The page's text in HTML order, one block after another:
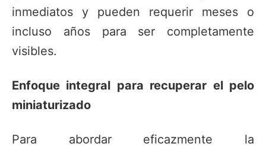
inmediatos y pueden requerir meses o
incluso años para ser completamente
visibles.
Enfoque integral para recuperar el pelo
miniaturizado
Para abordar eficazmente la